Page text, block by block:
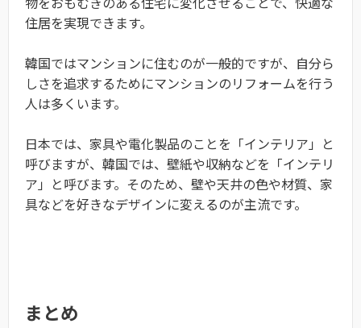
住居を実現できます。
韓国ではマンションに住むのが一般的ですが、自分ら
しさを追求するためにマンションのリフォームを行う
人は多くいます。
日本では、家具や電化製品のことを「インテリア」と
呼びますが、韓国では、壁紙や収納などを「インテリ
ア」と呼びます。そのため、壁や天井の色や材質、家
具などを好きなデザインに変えるのが主流です。
まとめ